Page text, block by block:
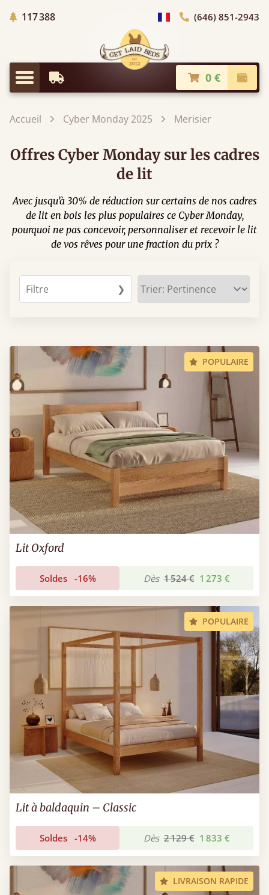
117 388Arbres Plantés
Choisir le pays(646) 851-2943
Menu
Livraison à partir de 0 €
Accueil Cyber Monday 2025 Merisier
Offres Cyber Monday sur les cadres
de lit
Avec jusqu’à 30% de réduction sur certains de nos cadres
de lit en bois les plus populaires ce Cyber Monday,
pourquoi ne pas concevoir, personnaliser et recevoir le lit
de vos rêves pour une fraction du prix ?
Filtre ❯
POPULAIRE
Lit Oxford
Soldes -16% Dès 1 524 € 1 273 €
POPULAIRE
Lit à baldaquin – Classic
Soldes -14% Dès 2 129 € 1 833 €
LIVRAISON RAPIDE